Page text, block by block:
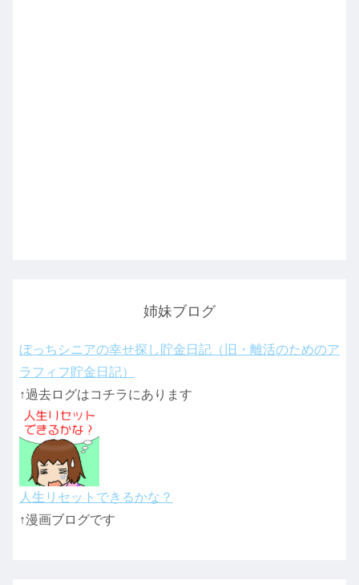
姉妹ブログ
ぼっちシニアの幸せ探し貯金日記（旧・離活のためのア
ラフィフ貯金日記）
↑過去ログはコチラにあります
人生リセットできるかな？
↑漫画ブログです